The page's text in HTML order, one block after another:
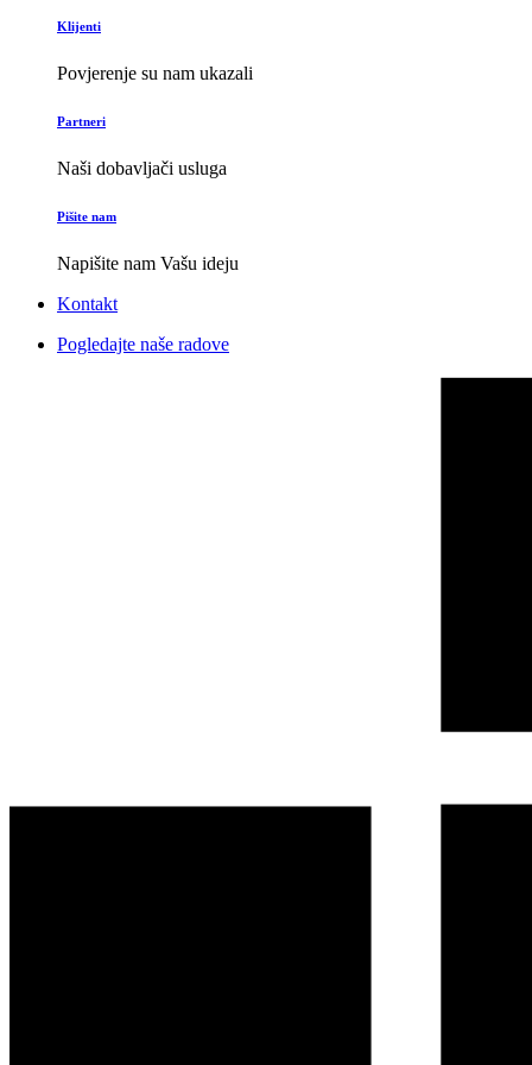
Klijenti
Povjerenje su nam ukazali
Partneri
Naši dobavljači usluga
Pišite nam
Napišite nam Vašu ideju
Kontakt
Pogledajte naše radove